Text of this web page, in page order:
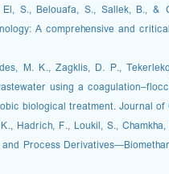
S., Belouafa, S., Sallek, B.,
A comprehensive and
M. K., Zagklis, D. P.,
using a
biological treatment. Journal of
Hadrich, F., Loukil, S.,
Process